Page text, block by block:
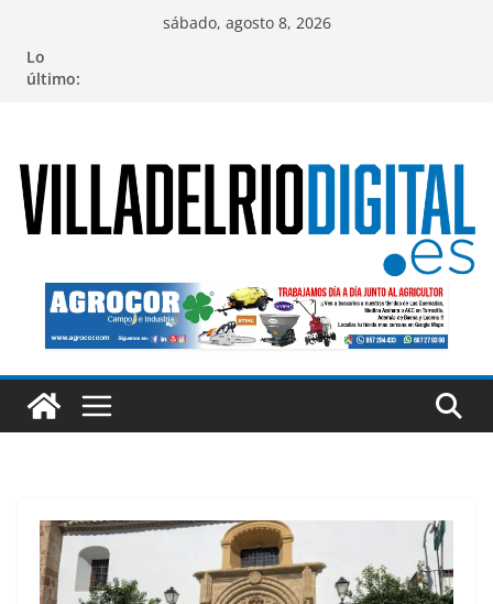
contenido
sábado, agosto 8, 2026
Lo
último: